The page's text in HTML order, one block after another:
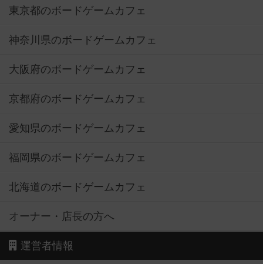
東京都のボードゲームカフェ
神奈川県のボードゲームカフェ
大阪府のボードゲームカフェ
京都府のボードゲームカフェ
愛知県のボードゲームカフェ
福岡県のボードゲームカフェ
北海道のボードゲームカフェ
オーナー・店長の方へ
運営者情報